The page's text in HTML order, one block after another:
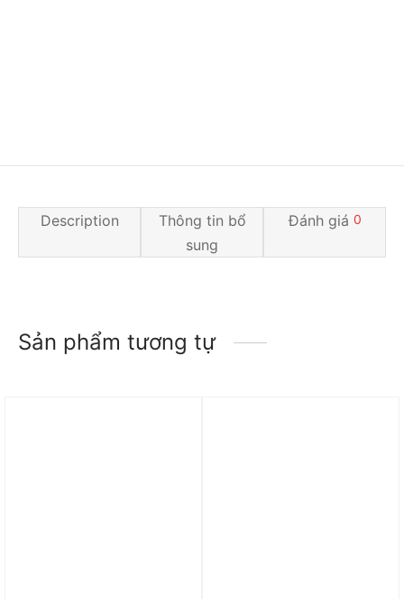
Description
Thông tin bổ
sung
Đánh giá 0
Sản phẩm tương tự